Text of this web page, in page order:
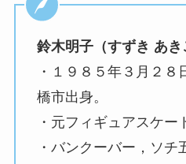
鈴木明子（すずき あき
・１９８５年３月２８
橋市出身。
・元フィギュアスケー
・バンクーバー，ソチ